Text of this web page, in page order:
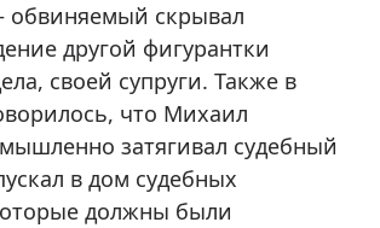
обвиняемый скрывал
другой фигурантки
своей супруги. Также в
что Михаил
затягивал судебный
в дом судебных
должны были